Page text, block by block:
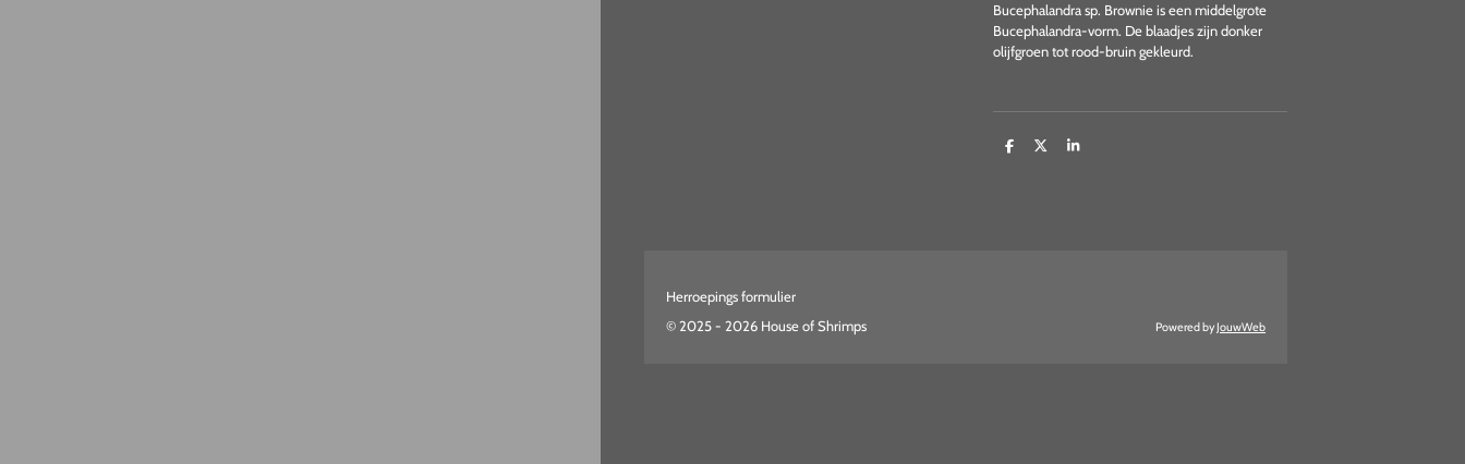
Bucephalandra sp. Brownie is een middelgrote
Bucephalandra-vorm. De blaadjes zijn donker
olijfgroen tot rood-bruin gekleurd.
D
D
S
Herroepings formulier
© 2025 - 2026 House of Shrimps
Powered by JouwWeb